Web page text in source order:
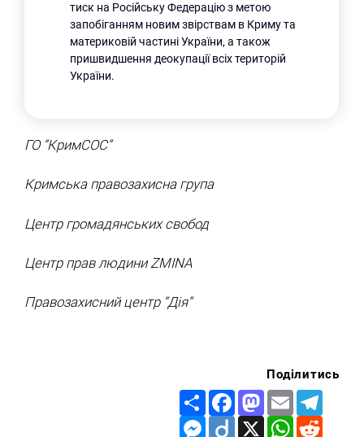
тиск на Російську Федерацію з метою
запобіганням новим звірствам в Криму та
материковій частині України, а також
пришвидшення деокупації всіх територій
України.
ГО “КримСОС”
Кримська правозахисна група
Центр громадянських свобод
Центр прав людини ZMINA
Правозахисний центр “Дія”
Поділитись
Share FacebookMastodon
Email
Messenger
Diigo X WhatsApp